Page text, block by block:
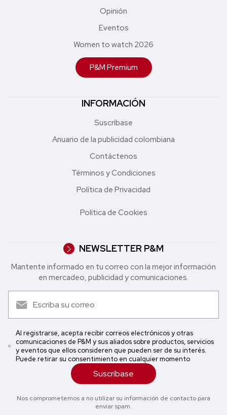
Opinión
Eventos
Women to watch 2026
P&M Premium
INFORMACIÓN
Suscríbase
Anuario de la publicidad colombiana
Contáctenos
Términos y Condiciones
Política de Privacidad
Política de Cookies
NEWSLETTER P&M
Mantente informado en tu correo con la mejor in formación
en mercadeo, publicidad y comunicaciones.
Al registrarse, acepta recibir correos electrónicos y otras
comunicaciones de P&M y sus aliados sobre productos, servicios
y eventos que ellos consideren que pueden ser de su interés.
Puede retirar su consentimiento en cualquier momento
Suscríbase
Nos comprometemos a no utilizar su información de contacto para
enviar spam.